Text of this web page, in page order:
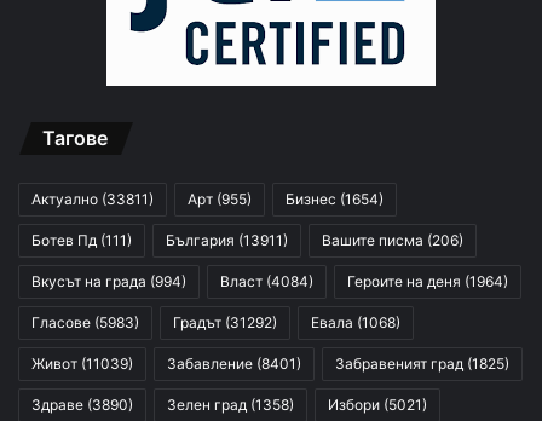
Тагове
Актуално (33811) Арт (955) Бизнес (1654)
Ботев Пд (111) България (13911) Вашите писма (206)
Вкусът на града (994) Власт (4084) Героите на деня (1964)
Гласове (5983) Градът (31292) Евала (1068)
Живот (11039) Забавление (8401) Забравеният град (1825)
Здраве (3890) Зелен град (1358) Избори (5021)